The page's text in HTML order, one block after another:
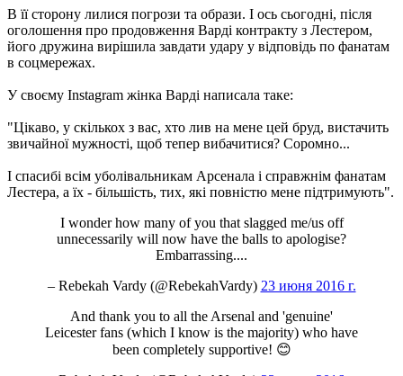
В її сторону лилися погрози та образи. І ось сьогодні, після
оголошення про продовження Варді контракту з Лестером,
його дружина вирішила завдати удару у відповідь по фанатам
в соцмережах.
У своєму Instagram жінка Варді написала таке:
"Цікаво, у скількох з вас, хто лив на мене цей бруд, вистачить
звичайної мужності, щоб тепер вибачитися? Соромно...
І спасибі всім уболівальникам Арсенала і справжнім фанатам
Лестера, а їх - більшість, тих, які повністю мене підтримують".
I wonder how many of you that slagged me/us off
unnecessarily will now have the balls to apologise?
Embarrassing....
– Rebekah Vardy (@RebekahVardy) 23 июня 2016 г.
And thank you to all the Arsenal and 'genuine'
Leicester fans (which I know is the majority) who have
been completely supportive! 😊